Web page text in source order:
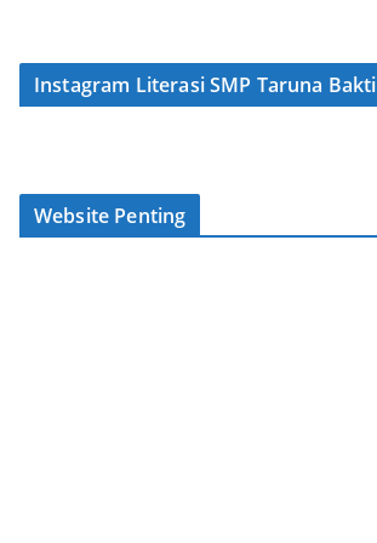
Instagram Literasi SMP Taruna Bakti
Website Penting